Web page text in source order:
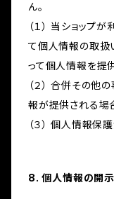
ん。
（１） 当ショップ
て個人情報の取扱
って個人情報を提
（２） 合併その他
報が提供される場
（３） 個人情報
8. 個人情報の開示